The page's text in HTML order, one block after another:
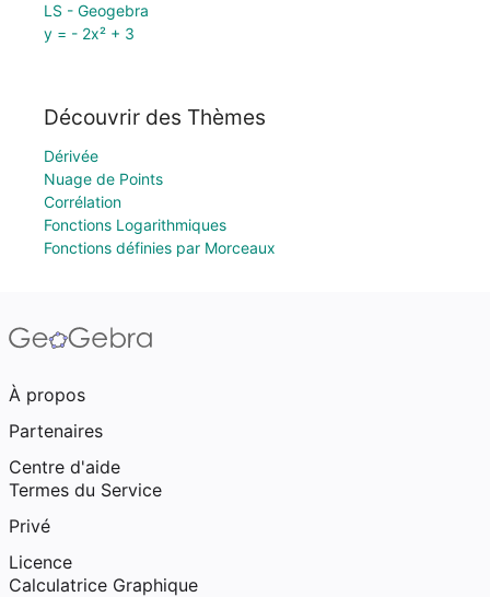
LS - Geogebra
y = - 2x² + 3
Découvrir des Thèmes
Dérivée
Nuage de Points
Corrélation
Fonctions Logarithmiques
Fonctions définies par Morceaux
À propos
Partenaires
Centre d'aide
Termes du Service
Privé
Licence
Calculatrice Graphique